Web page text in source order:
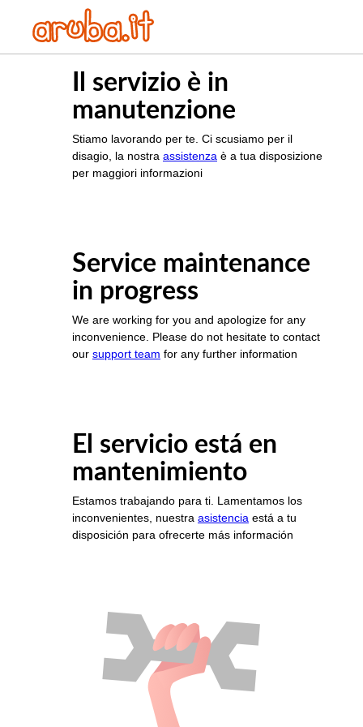
Il servizio è in
manutenzione
Stiamo lavorando per te. Ci scusiamo per il
disagio, la nostra assistenza è a tua disposizione
per maggiori informazioni
Service maintenance
in progress
We are working for you and apologize for any
inconvenience. Please do not hesitate to contact
our support team for any further information
El servicio está en
mantenimiento
Estamos trabajando para ti. Lamentamos los
inconvenientes, nuestra asistencia está a tu
disposición para ofrecerte más información